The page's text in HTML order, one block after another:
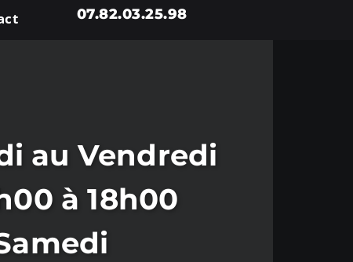
07.82.03.25.98
au Vendredi
à 18h00